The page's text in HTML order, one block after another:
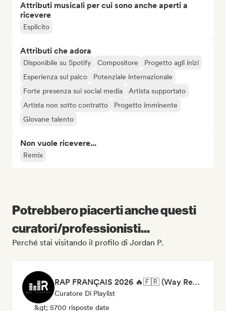
Attributi musicali per cui sono anche aperti a
ricevere
Esplicito
Attributi che adora
Disponibile su Spotify Compositore
Progetto agli inizi
Esperienza sul palco
Potenziale internazionale
Forte presenza sui social media
Artista supportato
Artista non sotto contratto
Progetto imminente
Giovane talento
Non vuole ricevere...
Remix
Potrebbero piacerti anche questi
curatori/professionisti...
Perché stai visitando il profilo di Jordan P.
RAP FRANÇAIS 2026 🔥🇫🇷 (Way Records)
Curatore Di Playlist
&gt; 5700 risposte date